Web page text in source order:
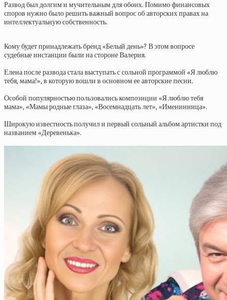
Развод был долгим и мучительным для обоих. Помимо финансовых
споров нужно было решить важный вопрос об авторских правах на
интеллектуальную собственность.
Кому будет принадлежать бренд «Белый день»? В этом вопросе
судебные инстанции были на стороне Валерия.
Елена после развода стала выступать с сольной программой «Я люблю
тебя, мама!», в которую вошли в основном ее авторские песни.
Особой популярностью пользовались композиции «Я люблю тебя
мама», «Мамы родные глаза», «Восемнадцать лет», «Именинница».
Широкую известность получил и первый сольный альбом артистки под
названием «Деревенька».